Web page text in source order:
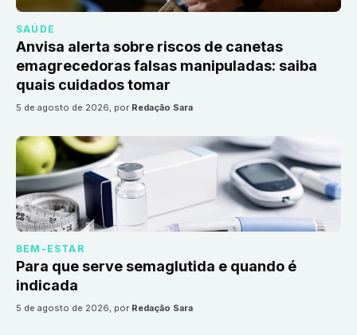
SAÚDE
Anvisa alerta sobre riscos de canetas
emagrecedoras falsas manipuladas: saiba
quais cuidados tomar
5 de agosto de 2026, por Redação Sara
BEM-ESTAR
Para que serve semaglutida e quando é
indicada
5 de agosto de 2026, por Redação Sara